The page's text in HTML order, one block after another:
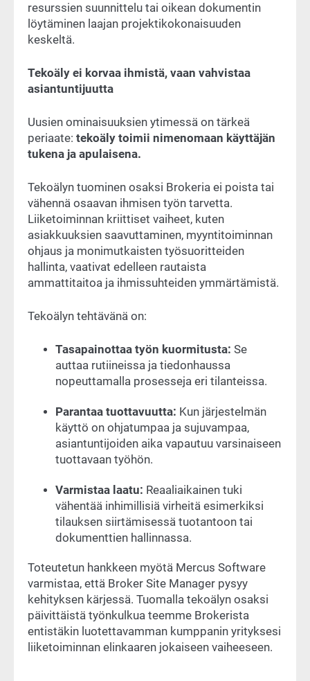
resurssien suunnittelu tai oikean dokumentin
löytäminen laajan projektikokonaisuuden
keskeltä.
Tekoäly ei korvaa ihmistä, vaan vahvistaa
asiantuntijuutta
Uusien ominaisuuksien ytimessä on tärkeä
periaate: tekoäly toimii nimenomaan käyttäjän
tukena ja apulaisena.
Tekoälyn tuominen osaksi Brokeria ei poista tai
vähennä osaavan ihmisen työn tarvetta.
Liiketoiminnan kriittiset vaiheet, kuten
asiakkuuksien saavuttaminen, myyntitoiminnan
ohjaus ja monimutkaisten työsuoritteiden
hallinta, vaativat edelleen rautaista
ammattitaitoa ja ihmissuhteiden ymmärtämistä.
Tekoälyn tehtävänä on:
Tasapainottaa työn kuormitusta: Se
auttaa rutiineissa ja tiedonhaussa
nopeuttamalla prosesseja eri tilanteissa.
Parantaa tuottavuutta: Kun järjestelmän
käyttö on ohjatumpaa ja sujuvampaa,
asiantuntijoiden aika vapautuu varsinaiseen
tuottavaan työhön.
Varmistaa laatu: Reaaliaikainen tuki
vähentää inhimillisiä virheitä esimerkiksi
tilauksen siirtämisessä tuotantoon tai
dokumenttien hallinnassa.
Toteutetun hankkeen myötä Mercus Software
varmistaa, että Broker Site Manager pysyy
kehityksen kärjessä. Tuomalla tekoälyn osaksi
päivittäistä työnkulkua teemme Brokerista
entistäkin luotettavamman kumppanin yrityksesi
liiketoiminnan elinkaaren jokaiseen vaiheeseen.